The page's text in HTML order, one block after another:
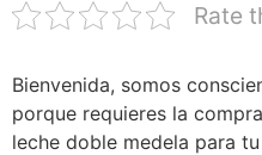
Rate
Bienvenida, somos
porque requieres la
leche doble medela para